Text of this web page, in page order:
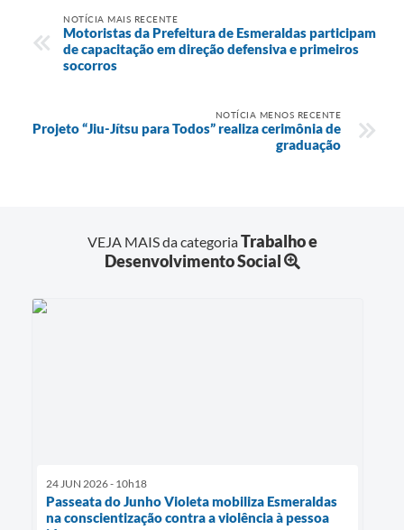
NOTÍCIA MAIS RECENTE
Motoristas da Prefeitura de Esmeraldas participam
de capacitação em direção defensiva e primeiros
socorros
NOTÍCIA MENOS RECENTE
Projeto “Jiu-Jítsu para Todos” realiza cerimônia de
graduação
VEJA MAIS da categoriaTrabalho e
Desenvolvimento Social
24 JUN 2026 - 10h18
Passeata do Junho Violeta mobiliza Esmeraldas
na conscientização contra a violência à pessoa